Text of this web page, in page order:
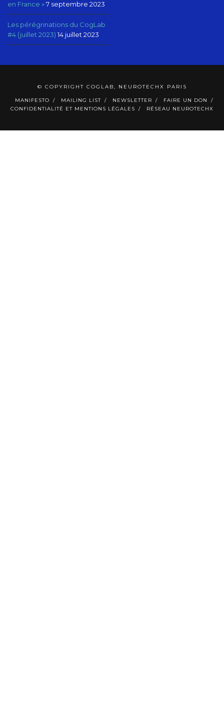
en France » 7 septembre 2023
Les pérégrinations du CogLab
#4 (juillet 2023) 14 juillet 2023
© COPYRIGHT COGLAB, NEUROTECHX PARIS
MANIFESTO MAILING LIST NEWSLETTER
FAIRE UN DON
CONFIDENTIALITÉ ET MENTIONS LÉGALES
RÉSEAU NEUROTECHX